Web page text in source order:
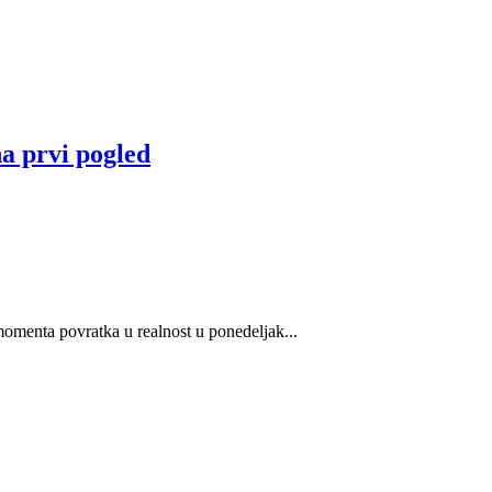
prvi pogled
povratka u realnost u ponedeljak...